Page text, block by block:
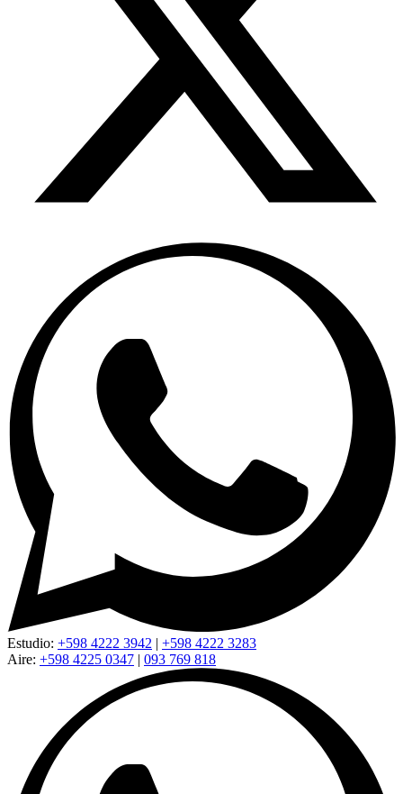
Estudio: +598 4222 3942 | +598 4222 3283
Aire: +598 4225 0347 | 093 769 818